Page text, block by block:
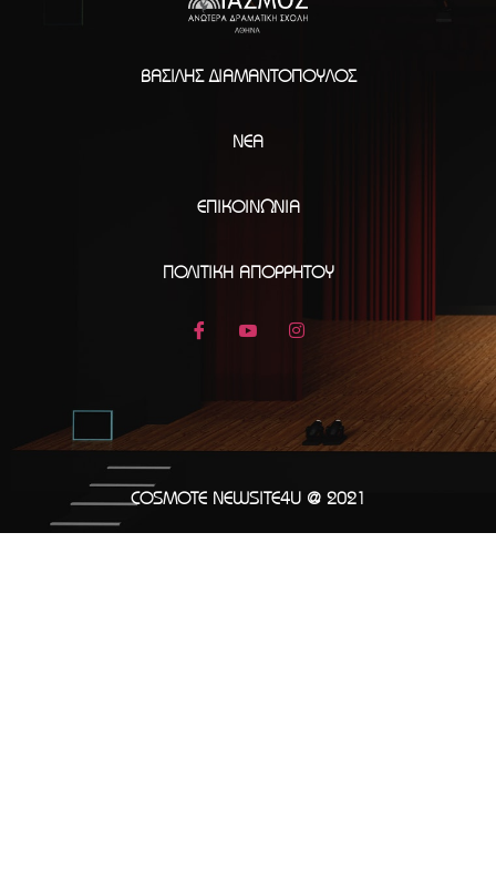
ΒΑΣΊΛΗΣ ΔΙΑΜΑΝΤΌΠΟΥΛΟΣ
ΝΈΑ
ΕΠΙΚΟΙΝΩΝΊΑ
ΠΟΛΙΤΙΚΉ ΑΠΟΡΡΉΤΟΥ
COSMOTE NEWSITE4U @ 2021